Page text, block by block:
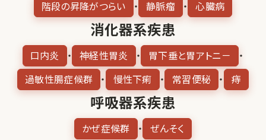
階段の昇降がつらい
・ 静脈瘤 ・ 心臓病
消化器系疾患
口内炎 ・ 神経性胃炎 ・ 胃下垂と胃アトニ－
・
過敏性腸症候群
・ 慢性下痢 ・ 常習便秘 ・ 痔
呼吸器系疾患
かぜ症候群 ・
ぜんそく